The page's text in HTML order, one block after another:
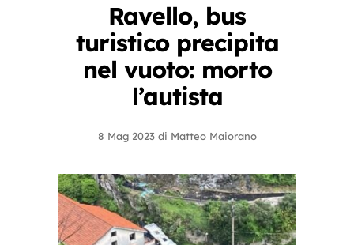
Ravello, bus
turistico precipita
nel vuoto: morto
l’autista
8 Mag 2023 di Matteo Maiorano